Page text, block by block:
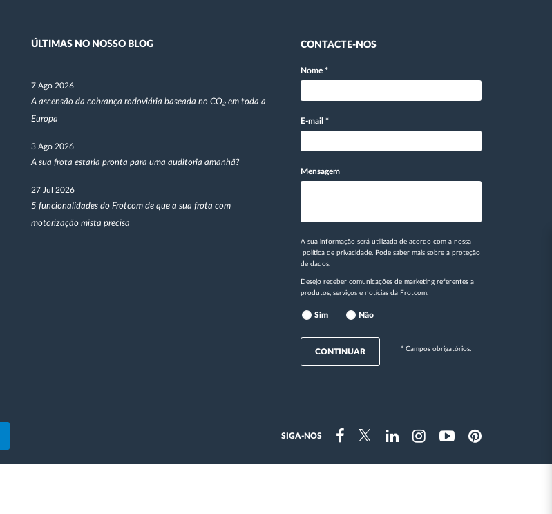
ÚLTIMAS NO NOSSO BLOG
7 Ago 2026
A ascensão da cobrança rodoviária baseada no CO₂ em toda a
Europa
3 Ago 2026
A sua frota estaria pronta para uma auditoria amanhã?
27 Jul 2026
5 funcionalidades do Frotcom de que a sua frota com
motorização mista precisa
CONTACTE-NOS
Nome *
E-mail *
Mensagem
A sua informação será utilizada de acordo com a nossa
política de privacidade. Pode saber mais sobre a proteção
de dados.
Desejo receber comunicações de marketing referentes a
produtos, serviços e notícias da Frotcom.
Sim Não
CONTINUAR * Campos obrigatórios.
SIGA-NOS
FacebookTwitterLinkedinInstragramYoutubePinterest